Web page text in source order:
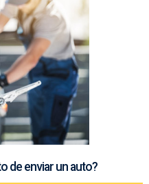
de enviar un auto?